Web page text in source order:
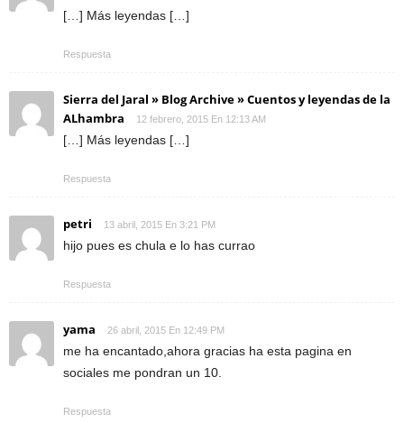
[…] Más leyendas […]
Respuesta
Sierra del Jaral » Blog Archive » Cuentos y leyendas de la
ALhambra
12 febrero, 2015 En 12:13 AM
[…] Más leyendas […]
Respuesta
petri 13 abril, 2015 En 3:21 PM
hijo pues es chula e lo has currao
Respuesta
yama 26 abril, 2015 En 12:49 PM
me ha encantado,ahora gracias ha esta pagina en
sociales me pondran un 10.
Respuesta